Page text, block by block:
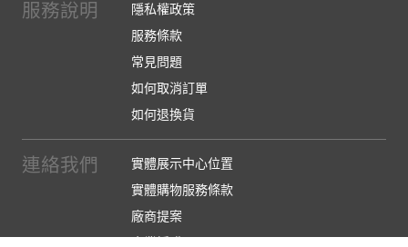
服務說明
隱私權政策
服務條款
常見問題
如何取消訂單
如何退換貨
連絡我們
實體展示中心位置
實體購物服務條款
廠商提案